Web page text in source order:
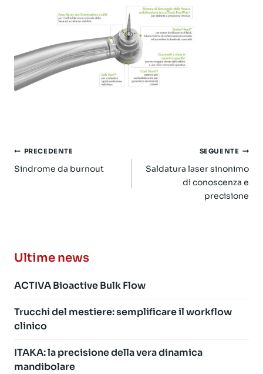
Navigazione
articoli
PRECEDENTE
Sindrome da burnout
SEGUENTE
Saldatura laser sinonimo
di conoscenza e
precisione
Ultime news
ACTIVA Bioactive Bulk Flow
Trucchi del mestiere: semplificare il workflow
clinico
ITAKA: la precisione della vera dinamica
mandibolare